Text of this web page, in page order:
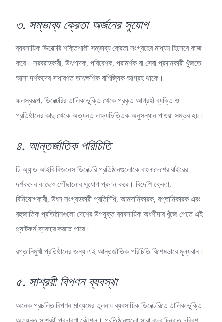
৩. সম্ভাব্য ক্রেতা অর্জনের সুযোগ
ব্যবসায়িক ডিরেক্টরি শক্তিশালী সম্ভাব্য ক্রেতা সংগ্রহের মাধ্যম হিসেবে কাজ
করে। সরবরাহকারী, উৎপাদক, পরিবেশক, পরামর্শক বা সেবা প্রদানকারী খুঁজতে
আসা দর্শকদের সাধারণত তাৎক্ষণিক বাণিজ্যিক আগ্রহ থাকে।
ফলস্বরূপ, ডিরেক্টরির তালিকাভুক্তি থেকে প্রকৃত আগ্রহী ব্যক্তি ও
প্রতিষ্ঠানের কাছ থেকে অত্যন্ত লক্ষ্যভিত্তিক অনুসন্ধান পাওয়া সম্ভব হয়।
৪. আন্তর্জাতিক পরিচিতি
টি অ্যান্ড আইবি বিজনেস ডিরেক্টরি প্রতিষ্ঠানগুলোকে বাংলাদেশের বাইরের
দর্শকদের কাছেও পৌঁছানোর সুযোগ প্রদান করে। বিদেশি ক্রেতা,
বিনিয়োগকারী, উৎস সংগ্রহকারী প্রতিনিধি, আমদানিকারক, রপ্তানিকারক এবং
বহুজাতিক প্রতিষ্ঠানগুলো দেশের উপযুক্ত ব্যবসায়িক অংশীদার খুঁজে পেতে এই
প্ল্যাটফর্ম ব্যবহার করতে পারে।
রপ্তানিমুখী প্রতিষ্ঠানের জন্য এই আন্তর্জাতিক পরিচিতি বিশেষভাবে মূল্যবান।
৫. সাশ্রয়ী বিপণন ব্যবস্থা
অনেক প্রচলিত বিপণন মাধ্যমের তুলনায় ব্যবসায়িক ডিরেক্টরিতে তালিকাভুক্তি